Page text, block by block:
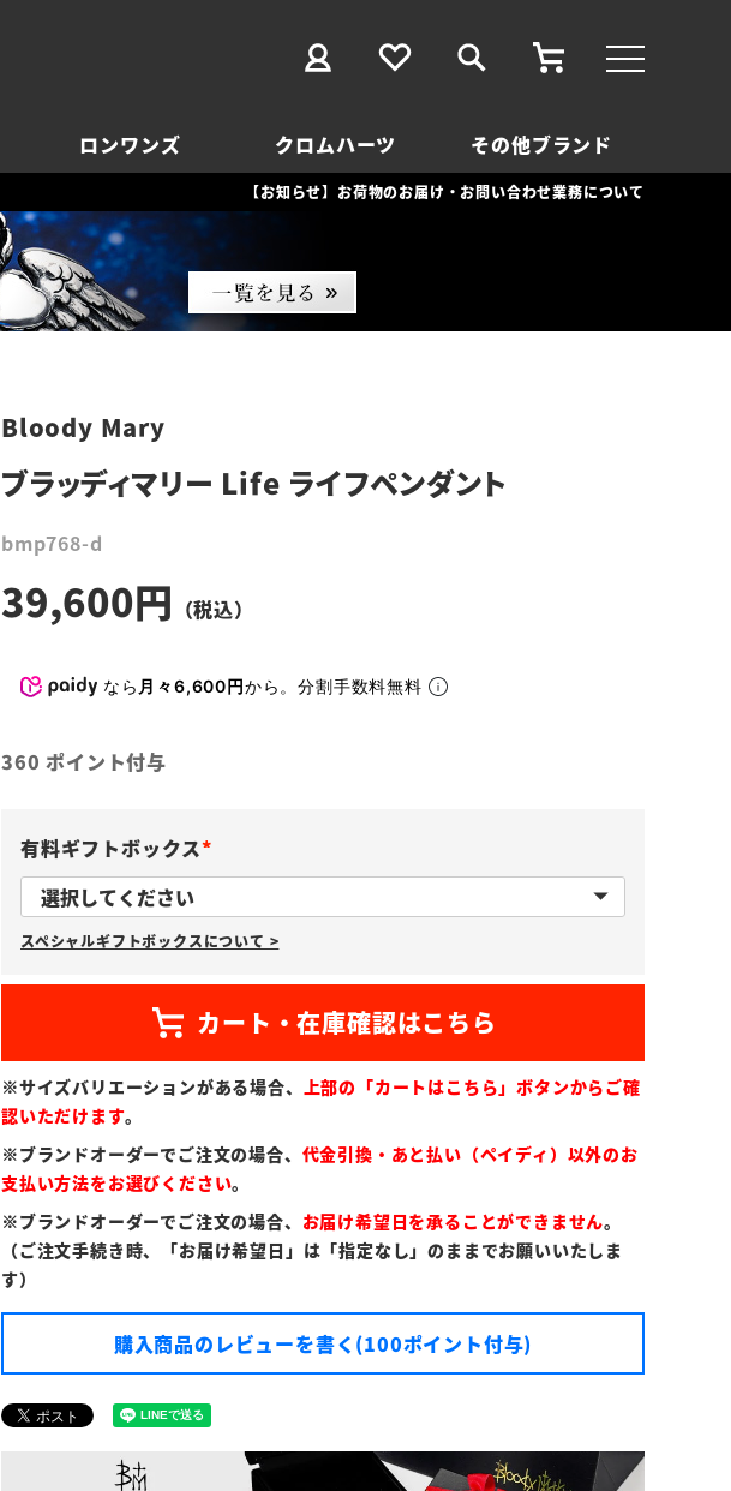
ロンワンズ クロムハーツ その他ブランド
【お知らせ】お荷物のお届け・お問い合わせ業務について
Bloody Mary
ブラッディマリー Life ライフペンダント
bmp768-d
39,600
なら 月々6,600円から。分割手数料無料
360 ポイント付与
有料ギフトボックス
(
必
スペシャルギフトボックスについて >
※サイズバリエーションがある場合、
上部の「カートはこちら」ボタンからご確
認いただけます。
※ブランドオーダーでご注文の場合、 代金引換・あと払い（ペイディ）以外のお
支払い方法をお選びください。
※ブランドオーダーでご注文の場合、 お届け希望日を承ることができません。
（ご注文手続き時、「お届け希望日」は「指定なし」のままでお願いいたしま
す）
購入商品のレビューを書く(100ポイント付与)